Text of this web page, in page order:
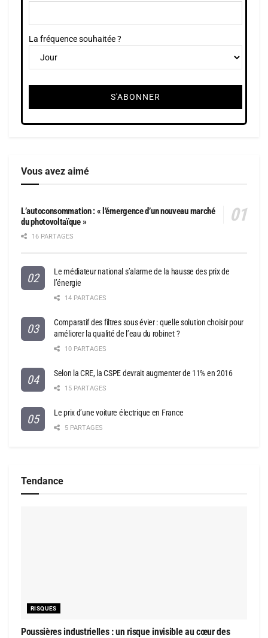
La fréquence souhaitée ?
Vous avez aimé
L’autoconsommation : « l’émergence d’un nouveau marché
du photovoltaïque »
16 PARTAGES
Le médiateur national s’alarme de la hausse des prix de
l’énergie
14 PARTAGES
Comparatif des filtres sous évier : quelle solution choisir pour
améliorer la qualité de l’eau du robinet ?
10 PARTAGES
Selon la CRE, la CSPE devrait augmenter de 11% en 2016
15 PARTAGES
Le prix d’une voiture électrique en France
5 PARTAGES
Tendance
RISQUES
Poussières industrielles : un risque invisible au cœur des